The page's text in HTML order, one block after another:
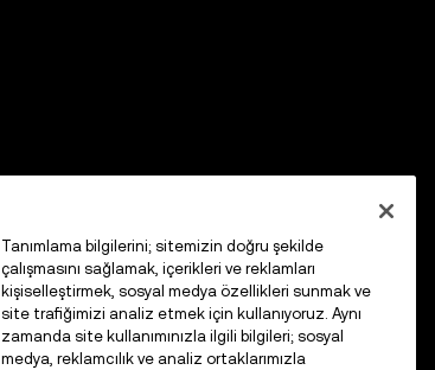
Tanımlama bilgilerini; sitemizin doğru şekilde
çalışmasını sağlamak, içerikleri ve reklamları
kişiselleştirmek, sosyal medya özellikleri sunmak ve
site trafiğimizi analiz etmek için kullanıyoruz. Aynı
zamanda site kullanımınızla ilgili bilgileri; sosyal
medya, reklamcılık ve analiz ortaklarımızla